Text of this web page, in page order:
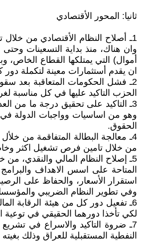
ثانيا: المحور الأقتصادي
1ـ أصلاح النظام الأقتصادي من خلال
وان هناك، منذ بداية التسعينات
أموال) التي يمتلكها القطاع الخاص،
ان يقدم أستثمارات معينة لتكملة
2ـ فشل الحكومات المتعاقبة بعد
الحزب التاكيد عليها في كل مناسبة
3ـ التاكيد على تحقيق درجة ما من
وهو من اساسيات وواجبات الدولة
الحقوق.
4ـ معالجة البطالة المتفاقمة من
من خلال تامين فرص تشغيل اكثر
5ـ إصلاح النظام المالي والنقدي، من
المتاحة على اسس الاهداف
استقرار الأسعار، والحفاظ على
وفي تطوير النظام الضريبي والمؤسسات
6ـ تفعيل دور كل من هيئة الرقابة
لكي تأخذا دورهما الحقيقي في توعية
7ـ ضروة التاكيد والاسراع في
النفطية المستقبلية للعراق وذلك